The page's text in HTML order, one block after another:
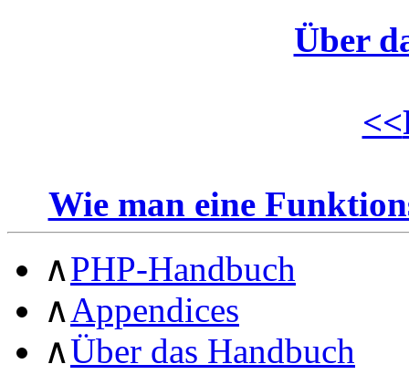
Über
<<
Wie man eine
∧PHP-Handbuch
∧Appendices
∧Über das Handbuch